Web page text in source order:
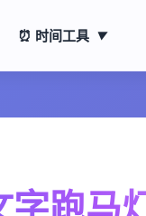
⏰ 时间工具 ▼